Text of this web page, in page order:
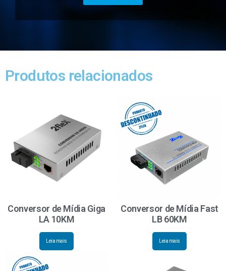
Produtos relacionados
Conversor de Mídia Giga
LA 10KM
Leia mais
Conversor de Mídia Fast
LB 60KM
Leia mais